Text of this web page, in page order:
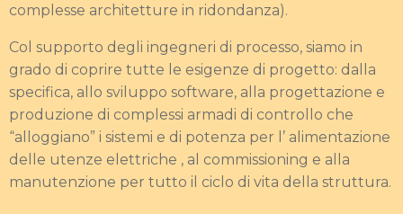
complesse architetture in ridondanza).
Col supporto degli ingegneri di processo, siamo in
grado di coprire tutte le esigenze di progetto: dalla
specifica, allo sviluppo software, alla progettazione e
produzione di complessi armadi di controllo che
“alloggiano” i sistemi e di potenza per l’ alimentazione
delle utenze elettriche , al commissioning e alla
manutenzione per tutto il ciclo di vita della struttura.